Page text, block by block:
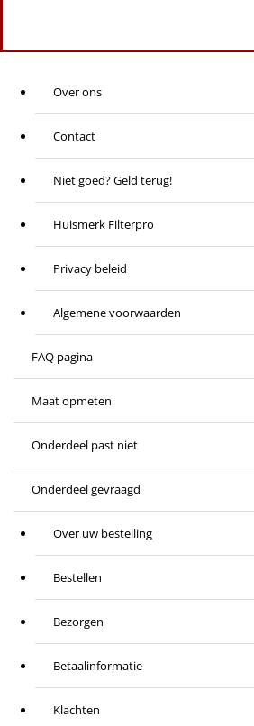
Over ons
Contact
Niet goed? Geld terug!
Huismerk Filterpro
Privacy beleid
Algemene voorwaarden
FAQ pagina
Maat opmeten
Onderdeel past niet
Onderdeel gevraagd
Over uw bestelling
Bestellen
Bezorgen
Betaalinformatie
Klachten